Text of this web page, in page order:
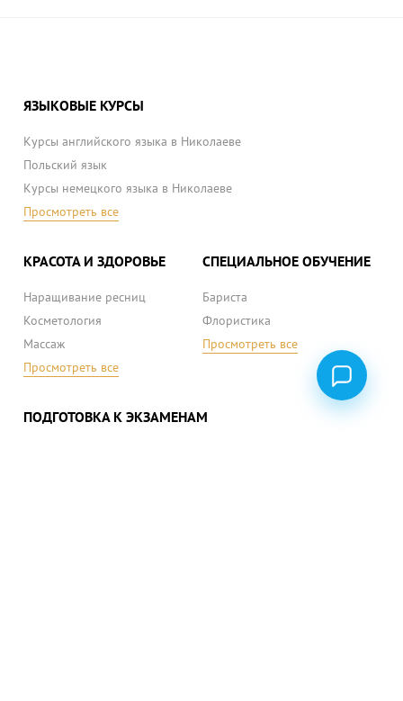
ЯЗЫКОВЫЕ КУРСЫ
Курсы английского языка в Николаеве
Польский язык
Курсы немецкого языка в Николаеве
Просмотреть все
КРАСОТА И ЗДОРОВЬЕ
Наращивание ресниц
Косметология
Массаж
Просмотреть все
СПЕЦИАЛЬНОЕ ОБУЧЕНИЕ
Бариста
Флористика
Просмотреть все
ПОДГОТОВКА К ЭКЗАМЕНАМ